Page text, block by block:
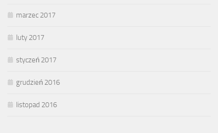
marzec 2017
luty 2017
styczeń 2017
grudzień 2016
listopad 2016